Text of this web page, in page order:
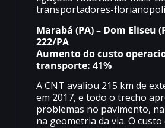
Marabá (PA) – Dom Eliseu
222/PA
Aumento do custo
transporte: 41%
A CNT avaliou 215 km de
em 2017, e todo o trecho
problemas no pavimento,
na geometria da via. O